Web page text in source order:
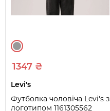
1347 ₴
Levi's
Футболка чоловіча Levi's з
логотипом 1161305562